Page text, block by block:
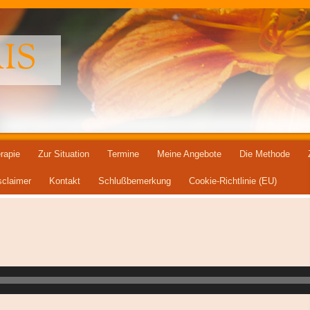
Zur Situation Termine Meine Angebote Die Methode
Kontakt Schlußbemerkung Cookie-Richtlinie (EU)